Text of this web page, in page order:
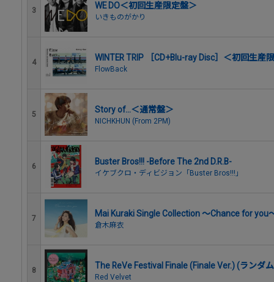
3 WE DO＜初回生産限定盤＞
いきものがかり
4 WINTER TRIP ［CD+Blu-ray Disc］＜初回生産
FlowBack
5 Story of...＜通常盤＞
NICHKHUN (From 2PM)
6 Buster Bros!!! -Before The 2nd D.R.B-
イケブクロ・ディビジョン「Buster Bros!!!」
7 Mai Kuraki Single Collection ～Chance for you
倉木麻衣
8 The ReVe Festival Finale (Finale Ver.) (ランダ
Red Velvet